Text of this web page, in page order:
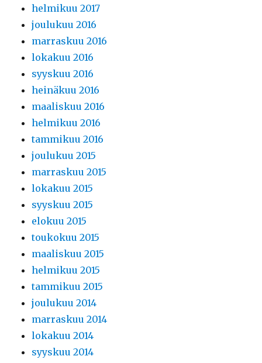
helmikuu 2017
joulukuu 2016
marraskuu 2016
lokakuu 2016
syyskuu 2016
heinäkuu 2016
maaliskuu 2016
helmikuu 2016
tammikuu 2016
joulukuu 2015
marraskuu 2015
lokakuu 2015
syyskuu 2015
elokuu 2015
toukokuu 2015
maaliskuu 2015
helmikuu 2015
tammikuu 2015
joulukuu 2014
marraskuu 2014
lokakuu 2014
syyskuu 2014